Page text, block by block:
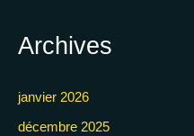
Archives
janvier 2026
décembre 2025